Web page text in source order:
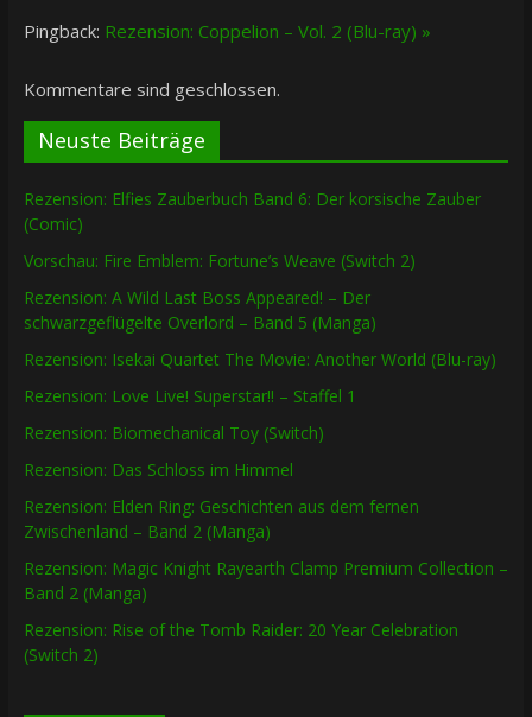
Pingback: Rezension: Coppelion – Vol. 2 (Blu-ray) »
Kommentare sind geschlossen.
Neuste Beiträge
Rezension: Elfies Zauberbuch Band 6: Der korsische Zauber
(Comic)
Vorschau: Fire Emblem: Fortune’s Weave (Switch 2)
Rezension: A Wild Last Boss Appeared! – Der
schwarzgeflügelte Overlord – Band 5 (Manga)
Rezension: Isekai Quartet The Movie: Another World (Blu-ray)
Rezension: Love Live! Superstar!! – Staffel 1
Rezension: Biomechanical Toy (Switch)
Rezension: Das Schloss im Himmel
Rezension: Elden Ring: Geschichten aus dem fernen
Zwischenland – Band 2 (Manga)
Rezension: Magic Knight Rayearth Clamp Premium Collection –
Band 2 (Manga)
Rezension: Rise of the Tomb Raider: 20 Year Celebration
(Switch 2)